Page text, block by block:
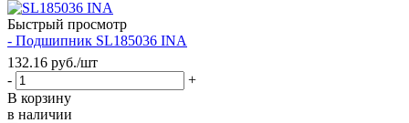
Быстрый просмотр
- Подшипник SL185036 INA
132.16 руб./шт
-
+
В корзину
в наличии